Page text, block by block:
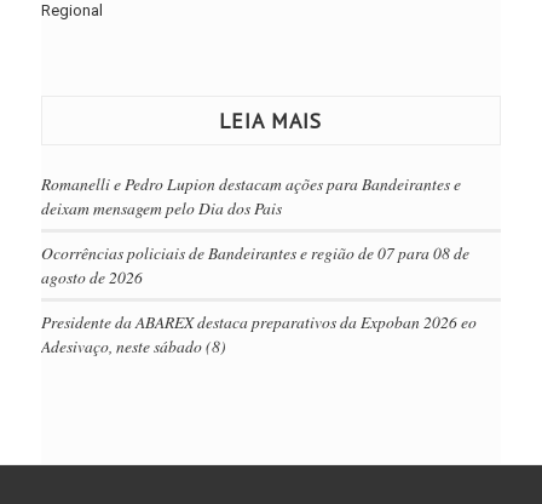
Regional
LEIA MAIS
Romanelli e Pedro Lupion destacam ações para Bandeirantes e
deixam mensagem pelo Dia dos Pais
Ocorrências policiais de Bandeirantes e região de 07 para 08 de
agosto de 2026
Presidente da ABAREX destaca preparativos da Expoban 2026 eo
Adesivaço, neste sábado (8)